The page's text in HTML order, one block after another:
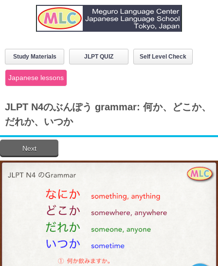
Study Materials JLPT QUIZ Self Level Check
Japanese lessons
JLPT N4のぶんぽう grammar: 何か、どこか、
だれか、いつか
Next